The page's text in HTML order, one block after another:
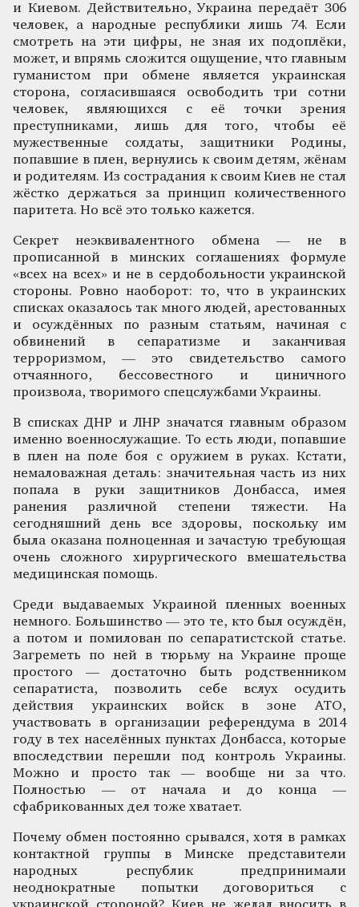
и Киевом. Действительно, Украина передаёт 306
человек, а народные республики лишь 74. Если
смотреть на эти цифры, не зная их подоплёки,
может, и впрямь сложится ощущение, что главным
гуманистом при обмене является украинская
сторона, согласившаяся освободить три сотни
человек, являющихся с её точки зрения
преступниками, лишь для того, чтобы её
мужественные солдаты, защитники Родины,
попавшие в плен, вернулись к своим детям, жёнам
и родителям. Из сострадания к своим Киев не стал
жёстко держаться за принцип количественного
паритета. Но всё это только кажется.
Секрет неэквивалентного обмена — не в
прописанной в минских соглашениях формуле
«всех на всех» и не в сердобольности украинской
стороны. Ровно наоборот: то, что в украинских
списках оказалось так много людей, арестованных
и осуждённых по разным статьям, начиная с
обвинений в сепаратизме и заканчивая
терроризмом, — это свидетельство самого
отчаянного, бессовестного и циничного
произвола, творимого спецслужбами Украины.
В списках ДНР и ЛНР значатся главным образом
именно военнослужащие. То есть люди, попавшие
в плен на поле боя с оружием в руках. Кстати,
немаловажная деталь: значительная часть из них
попала в руки защитников Донбасса, имея
ранения различной степени тяжести. На
сегодняшний день все здоровы, поскольку им
была оказана полноценная и зачастую требующая
очень сложного хирургического вмешательства
медицинская помощь.
Среди выдаваемых Украиной пленных военных
немного. Большинство — это те, кто был осуждён,
а потом и помилован по сепаратистской статье.
Загреметь по ней в тюрьму на Украине проще
простого — достаточно быть родственником
сепаратиста, позволить себе вслух осудить
действия украинских войск в зоне АТО,
участвовать в организации референдума в 2014
году в тех населённых пунктах Донбасса, которые
впоследствии перешли под контроль Украины.
Можно и просто так — вообще ни за что.
Полностью — от начала и до конца —
сфабрикованных дел тоже хватает.
Почему обмен постоянно срывался, хотя в рамках
контактной группы в Минске представители
народных республик предпринимали
неоднократные попытки договориться с